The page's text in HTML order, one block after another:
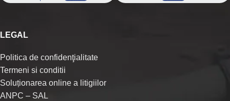
LEGAL
Politica de confidenţialitate
Termeni si conditii
Soluționarea online a litigiilor
ANPC – SAL